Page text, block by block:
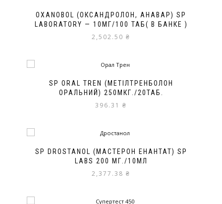
OXANOBOL (ОКСАНДРОЛОН, АНАВАР) SP
LABORATORY — 10МГ/100 ТАБ( В БАНКЕ )
2,502.50 ₴
SP ORAL TREN (МЕТІЛТРЕНБОЛОН
ОРАЛЬНИЙ) 250МКГ./20ТАБ.
396.31 ₴
SP DROSTANOL (МАСТЕРОН ЕНАНТАТ) SP
LABS 200 МГ./10МЛ
2,377.38 ₴